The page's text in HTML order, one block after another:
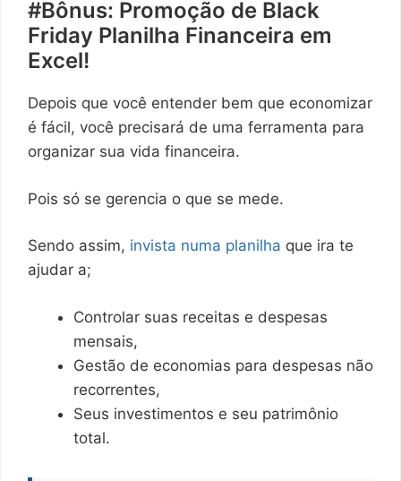
#Bônus: Promoção de Black
Friday Planilha Financeira em
Excel!
Depois que você entender bem que economizar
é fácil, você precisará de uma ferramenta para
organizar sua vida financeira.
Pois só se gerencia o que se mede.
Sendo assim, invista numa planilha que ira te
ajudar a;
Controlar suas receitas e despesas
mensais,
Gestão de economias para despesas não
recorrentes,
Seus investimentos e seu patrimônio
total.